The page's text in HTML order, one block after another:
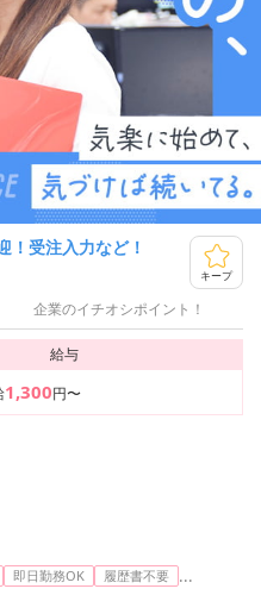
！受注入力など！
キープ
企業のイチオシポイント！
給与
1,300円〜
即日勤務OK 履歴書不要 ...